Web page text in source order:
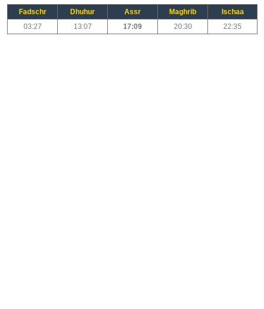
Fadschr Dhuhur Assr Maghrib
Ischaa
03:27
13:07 17:09 20:30 22:35